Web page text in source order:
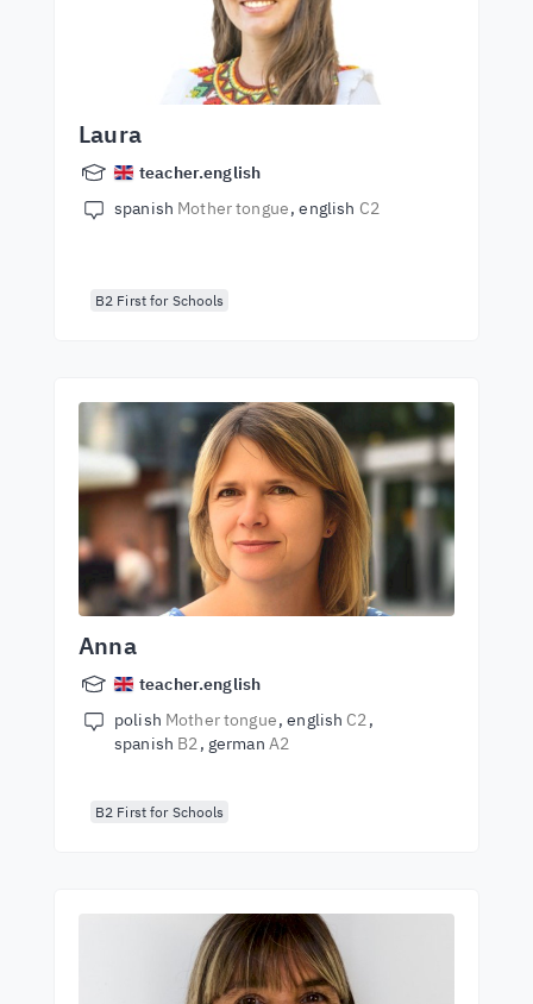
Laura
teacher.english
spanish Mother tongue english C2
B2 First for Schools
Anna
teacher.english
polish Mother tongue english C2
spanish B2 german A2
B2 First for Schools